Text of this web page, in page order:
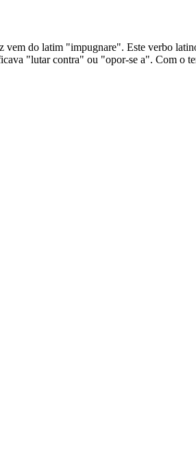
do latim "impugnare". Este verbo
"lutar contra" ou "opor-se a". Com o